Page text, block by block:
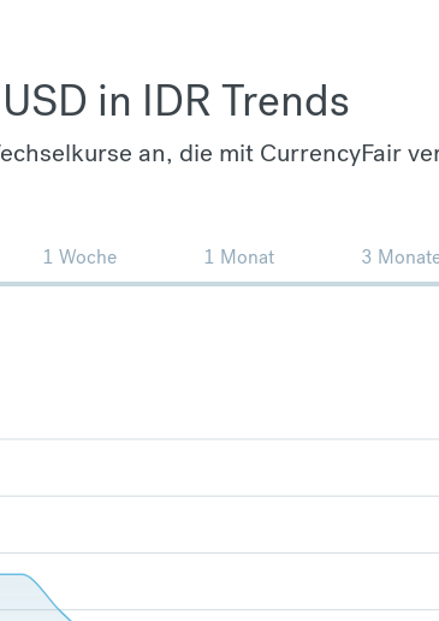
USD in IDR Trends
an, die mit CurrencyFair
1 Woche 1 Monat 3